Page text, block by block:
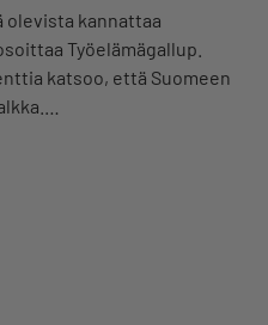
olevista kannattaa
Työelämägallup.
katsoo, että Suomeen